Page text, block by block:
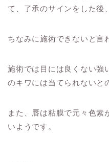
て、了承のサインをした後
ちなみに施術できないと言
施術では目には良くない強
のキワには当てられないと
また、唇は粘膜で元々色素
いようです。